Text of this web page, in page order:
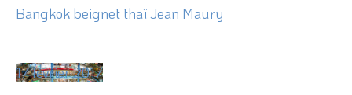
Bangkok beignet thaïJean Maury
17 février 2017